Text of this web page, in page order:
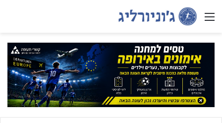
Menu